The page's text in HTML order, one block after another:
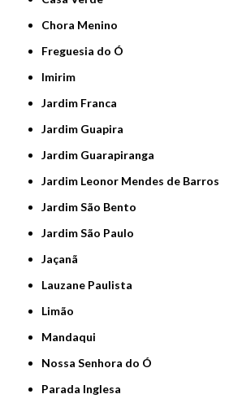
Chora Menino
Freguesia do Ó
Imirim
Jardim Franca
Jardim Guapira
Jardim Guarapiranga
Jardim Leonor Mendes de Barros
Jardim São Bento
Jardim São Paulo
Jaçanã
Lauzane Paulista
Limão
Mandaqui
Nossa Senhora do Ó
Parada Inglesa